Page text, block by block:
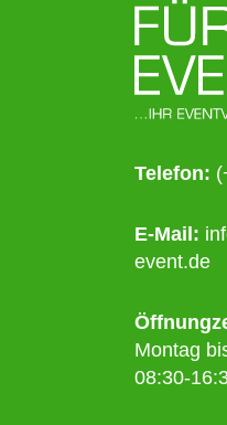
Telefon:
E-Mail:
event.de
Montag
08:30-